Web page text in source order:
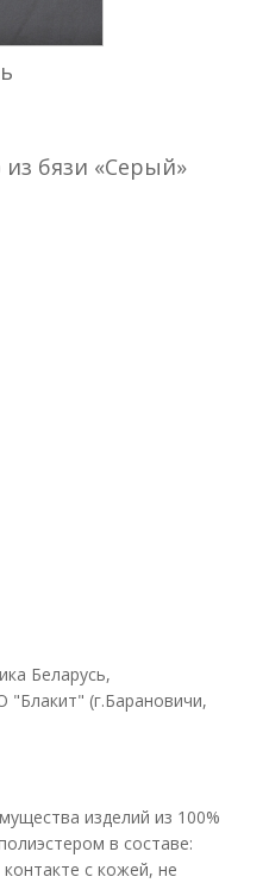
из бязи «Серый»
Беларусь,
"Блакит" (г.Барановичи,
изделий из 100%
в составе:
с кожей, не